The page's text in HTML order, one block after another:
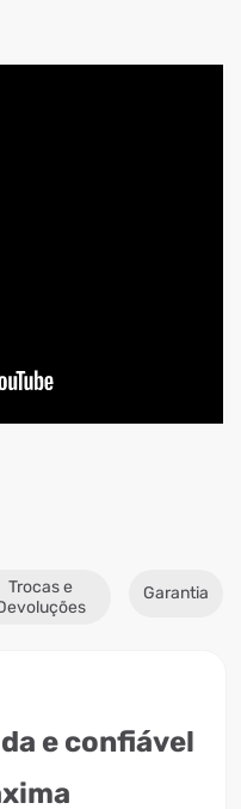
Trocas e
Garantia
e confiável